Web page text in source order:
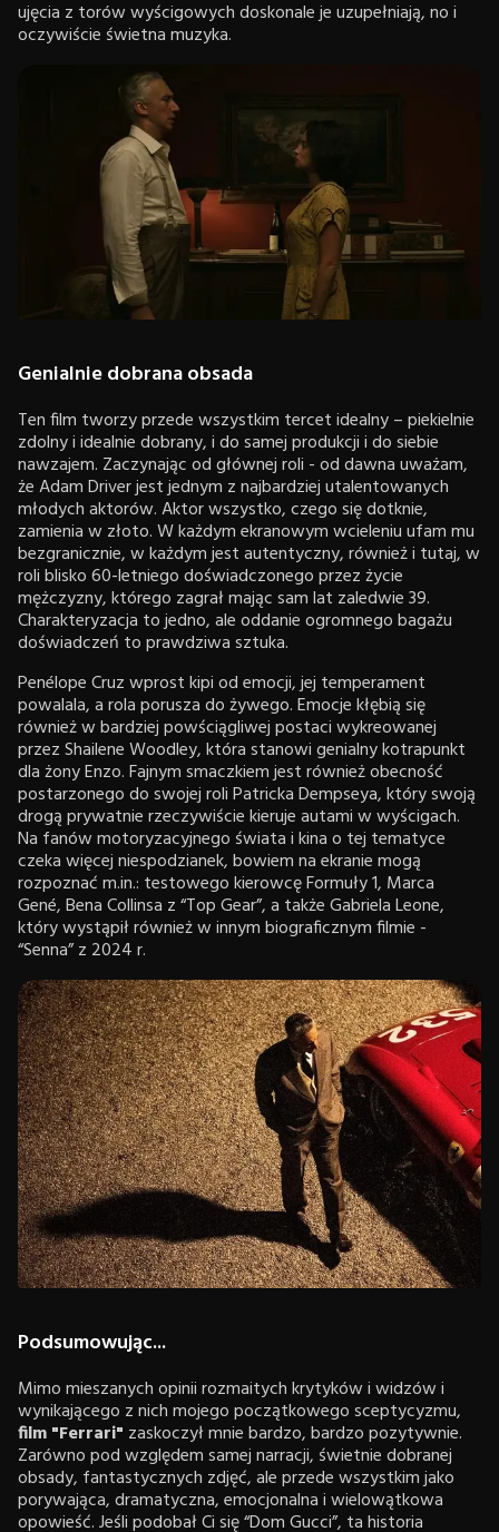
ujęcia z torów wyścigowych doskonale je uzupełniają, no i
oczywiście świetna muzyka.
Genialnie dobrana obsada
Ten film tworzy przede wszystkim tercet idealny – piekielnie
zdolny i idealnie dobrany, i do samej produkcji i do siebie
nawzajem. Zaczynając od głównej roli - od dawna uważam,
że Adam Driver jest jednym z najbardziej utalentowanych
młodych aktorów. Aktor wszystko, czego się dotknie,
zamienia w złoto. W każdym ekranowym wcieleniu ufam mu
bezgranicznie, w każdym jest autentyczny, również i tutaj, w
roli blisko 60-letniego doświadczonego przez życie
mężczyzny, którego zagrał mając sam lat zaledwie 39.
Charakteryzacja to jedno, ale oddanie ogromnego bagażu
doświadczeń to prawdziwa sztuka.
Penélope Cruz wprost kipi od emocji, jej temperament
powalala, a rola porusza do żywego. Emocje kłębią się
również w bardziej powściągliwej postaci wykreowanej
przez Shailene Woodley, która stanowi genialny kotrapunkt
dla żony Enzo. Fajnym smaczkiem jest również obecność
postarzonego do swojej roli Patricka Dempseya, który swoją
drogą prywatnie rzeczywiście kieruje autami w wyścigach.
Na fanów motoryzacyjnego świata i kina o tej tematyce
czeka więcej niespodzianek, bowiem na ekranie mogą
rozpoznać m.in.: testowego kierowcę Formuły 1, Marca
Gené, Bena Collinsa z “Top Gear”, a także Gabriela Leone,
który wystąpił również w innym biograficznym filmie -
“Senna” z 2024 r.
Podsumowując...
Mimo mieszanych opinii rozmaitych krytyków i widzów i
wynikającego z nich mojego początkowego sceptycyzmu,
film "Ferrari" zaskoczył mnie bardzo, bardzo pozytywnie.
Zarówno pod względem samej narracji, świetnie dobranej
obsady, fantastycznych zdjęć, ale przede wszystkim jako
porywająca, dramatyczna, emocjonalna i wielowątkowa
opowieść. Jeśli podobał Ci się “Dom Gucci”, ta historia